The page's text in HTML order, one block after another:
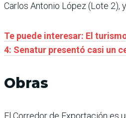
Carlos Antonio López (Lote 2),
Te puede interesar: El
4: Senatur presentó casi un
Obras
El Corredor de Exportación es